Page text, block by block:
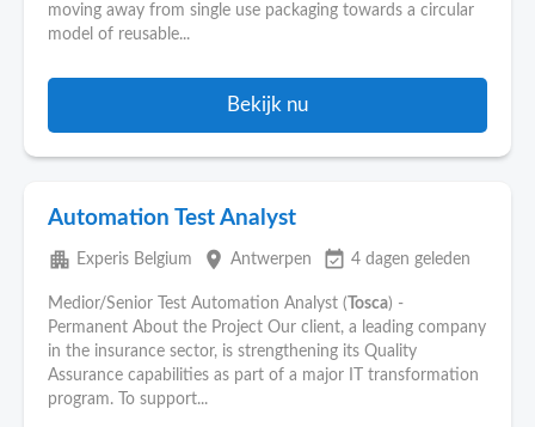
moving away from single use packaging towards a circular
model of reusable...
Bekijk nu
Automation Test Analyst
apartment Experis Belgium place Antwerpen event_available 4 dagen geleden
Medior/Senior Test Automation Analyst ( Tosca) -
Permanent About the Project Our client, a leading company
in the insurance sector, is strengthening its Quality
Assurance capabilities as part of a major IT transformation
program. To support...